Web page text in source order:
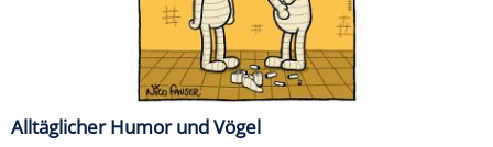
Alltäglicher Humor und Vögel